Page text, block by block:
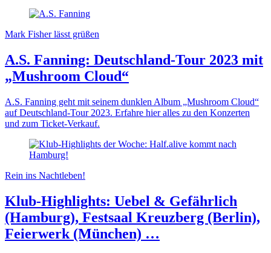
Mark Fisher lässt grüßen
A.S. Fanning: Deutschland-Tour 2023 mit
„Mushroom Cloud“
A.S. Fanning geht mit seinem dunklen Album „Mushroom Cloud“
auf Deutschland-Tour 2023. Erfahre hier alles zu den Konzerten
und zum Ticket-Verkauf.
Rein ins Nachtleben!
Klub-Highlights: Uebel & Gefährlich
(Hamburg), Festsaal Kreuzberg (Berlin),
Feierwerk (München) …